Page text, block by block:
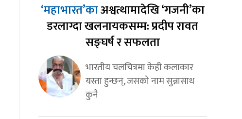
‘महाभारत’काअश्वत्थामादेखि ‘गजनी’का
डरलाग्दा खलनायकसम्म: प्रदीप रावत
सङ्घर्ष र सफलता
भारतीय चलचित्रमा केही कलाकार
यस्ता हुन्छन्, जसको नाम सुन्नासाथ
कुनै